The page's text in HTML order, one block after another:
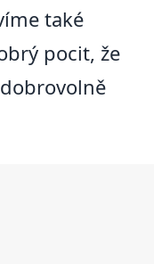
také
pocit, že